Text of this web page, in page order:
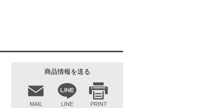
商品情報を送る
MAIL LINE PRINT